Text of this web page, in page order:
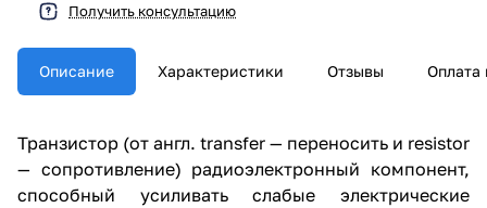
Получить консультацию
Описание Характеристики Отзывы Оплата
Транзистор (от англ. transfer — переносить и resistor
— сопротивление) радиоэлектронный компонент,
способный усиливать слабые электрические